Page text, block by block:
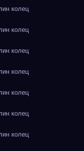
колец
колец
колец
колец
колец
колец
колец